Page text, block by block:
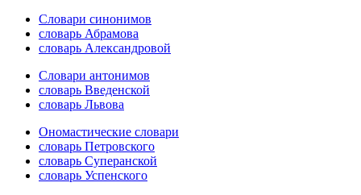
Словари синонимов
словарь Абрамова
словарь Александровой
Словари антонимов
словарь Введенской
словарь Львова
Ономастические словари
словарь Петровского
словарь Суперанской
словарь Успенского